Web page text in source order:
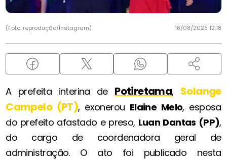
(Foto: reprodução/Instagram) 18/08/2025 12:18
A prefeita interina de Potiretama, Solange
Campelo (PT), exonerou Elaine Melo, esposa
do prefeito afastado e preso, Luan Dantas (PP),
do cargo de coordenadora geral de
administração. O ato foi publicado nesta